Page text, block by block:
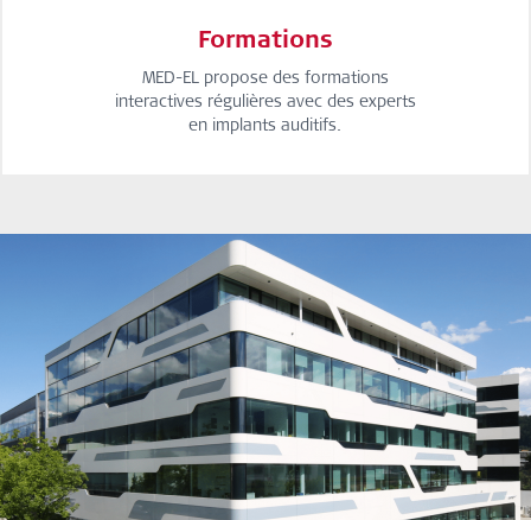
Formations
MED-EL propose des formations
interactives régulières avec des experts
en implants auditifs.